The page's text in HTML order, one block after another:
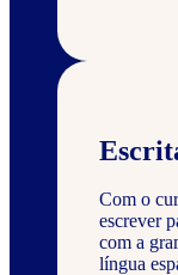
Com o
escrever
com a
língua